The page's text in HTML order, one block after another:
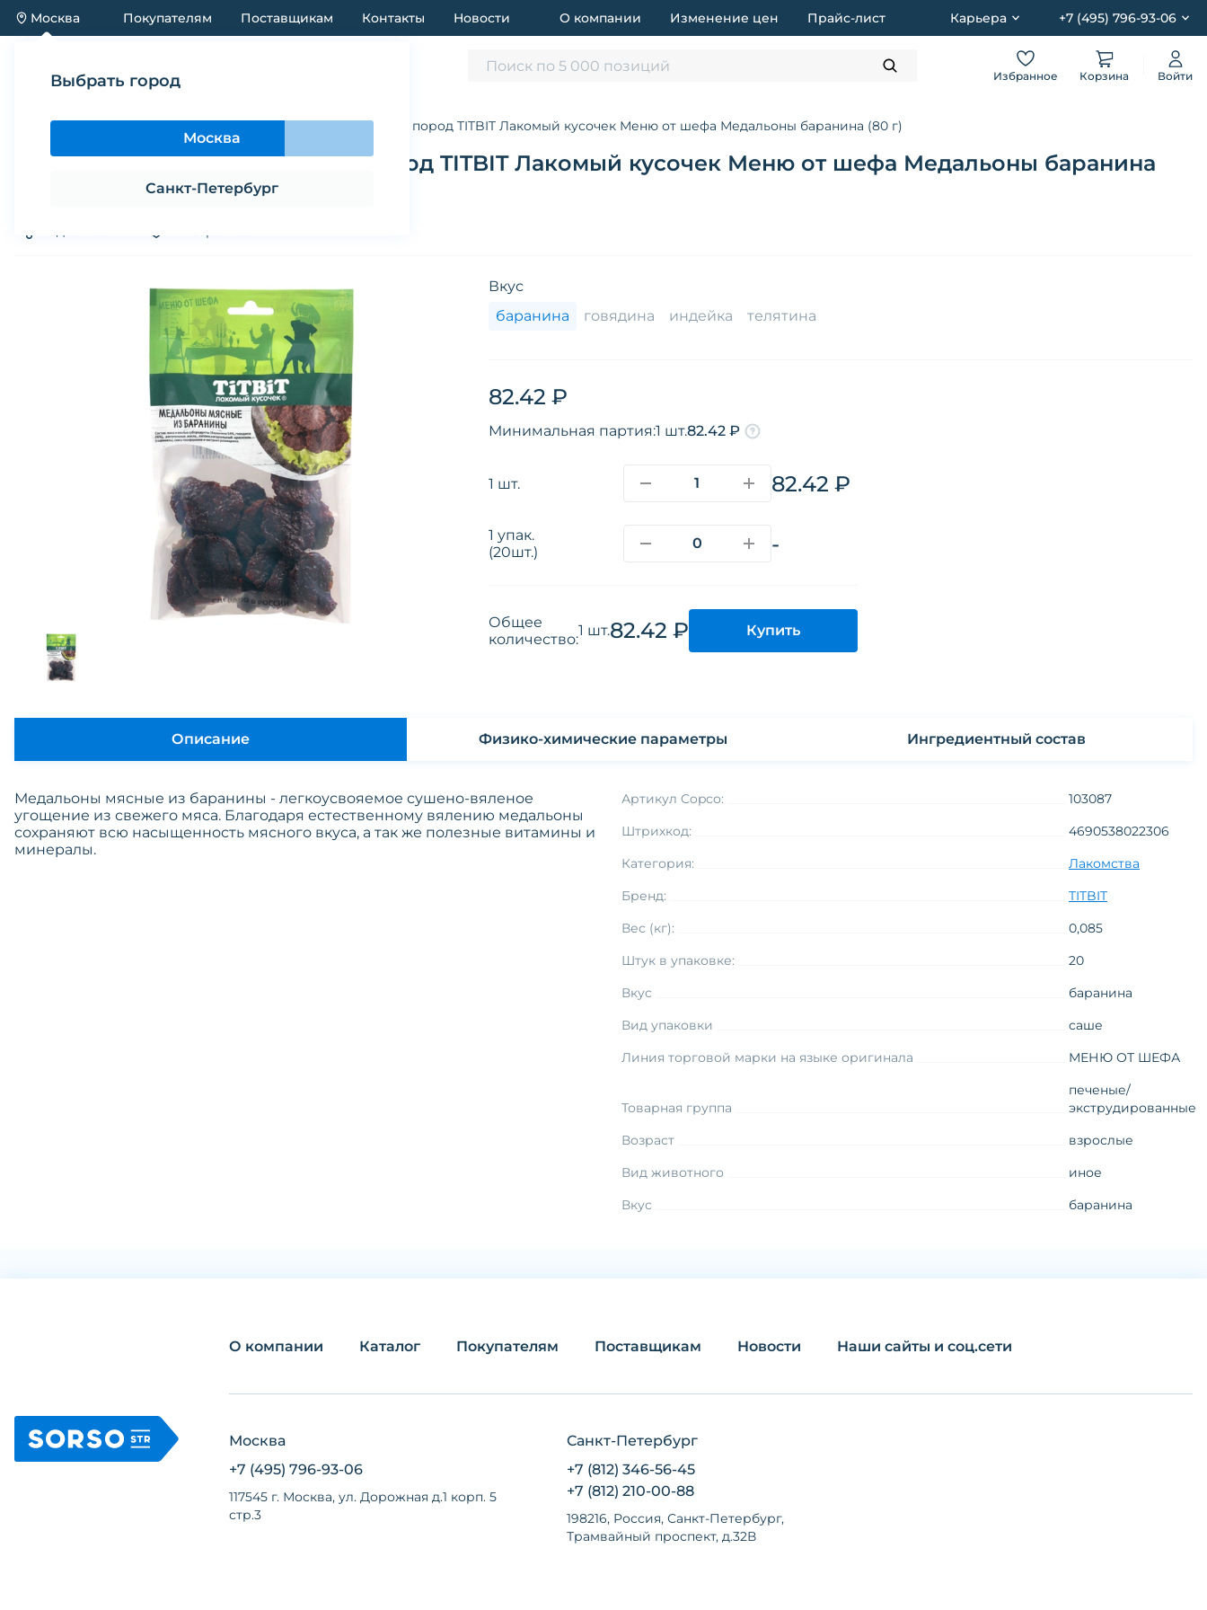
Москва
Выбрать город
Москва
Санкт-Петербург
Покупателям Поставщикам Контакты Новости О компании Изменение цен Прайс-лист Карьера +7 (495) 796-93-06
Поиск по 5 000 позиций
Избранное Корзина Войти
Каталог Лакомства Лакомство для собак мелких пород TITBIT Лакомый кусочек Меню от шефа Медальоны баранина (80 г)
Лакомство для собак мелких пород TITBIT Лакомый кусочек Меню от шефа Медальоны баранина
Вкус
баранина
говядина индейка телятина
82.42 ₽
Минимальная партия:1 шт.82.42 ₽
1 шт. 82.42 ₽
1 упак.
(20шт.)
-
Общее
количество:1 шт.82.42 ₽ Купить
Описание Физико-химические параметры Ингредиентный состав
Медальоны мясные из баранины - легкоусвояемое сушено-вяленое
угощение из свежего мяса. Благодаря естественному вялению медальоны
сохраняют всю насыщенность мясного вкуса, а так же полезные витамины и
минералы.
Артикул Copco:
103087
Штрихкод:
4690538022306
Категория:
Лакомства
Бренд:
TITBIT
Вес (кг):
0,085
Штук в упаковке:
20
Вкус
баранина
Вид упаковки
саше
Линия торговой марки на языке оригинала
МЕНЮ ОТ ШЕФА
Товарная группа
печеные/
экструдированные
Возраст
взрослые
Вид животного
иное
Вкус
баранина
О компании Каталог Покупателям Поставщикам Новости Наши сайты и соц.сети
Москва
+7 (495) 796-93-06
117545 г. Москва, ул. Дорожная д.1 корп. 5
стр.3
Санкт-Петербург
+7 (812) 346-56-45
+7 (812) 210-00-88
198216, Россия, Санкт-Петербург,
Трамвайный проспект, д.32В